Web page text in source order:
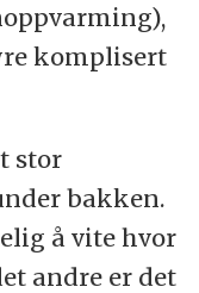
komplisert
stor
bakken.
å vite hvor
andre er det